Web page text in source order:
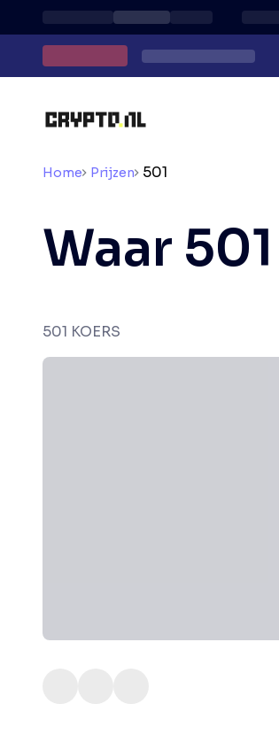
Home Prijzen 501
Waar
501 KOERS